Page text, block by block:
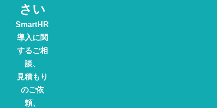
さい
SmartHR
導入に関
するご相
談、
見積もり
のご依
頼、